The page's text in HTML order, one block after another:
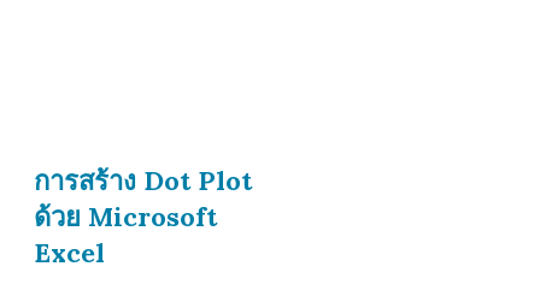
การสร้าง Dot Plot
ด้วย Microsoft
Excel